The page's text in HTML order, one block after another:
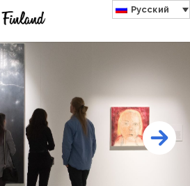
Русский